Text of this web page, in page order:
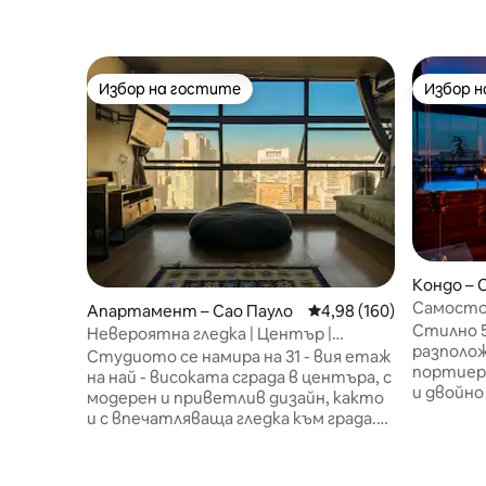
Избор на гостите
Избор на гостите
Апартамент – Сао Пауло Средна оценка: 4,98
4,98 (160)
Невероятна гледка | Център |
Дизайнерско студио | 31-ви етаж
Студиото се намира на 31 - вия етаж
на най - високата сграда в центъра, с
модерен и приветлив дизайн, както
и с впечатляваща гледка към града.
Избор
Избор
Кондо –
Homes
Стилно
и